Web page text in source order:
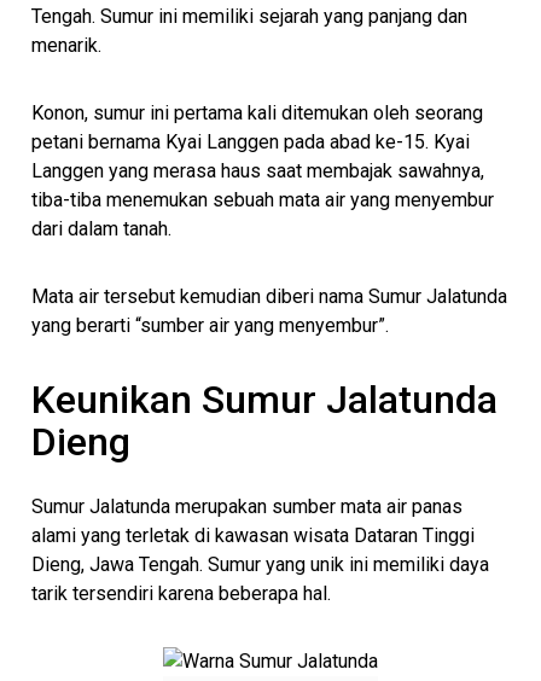
Tengah. Sumur ini memiliki sejarah yang panjang dan
menarik.
Konon, sumur ini pertama kali ditemukan oleh seorang
petani bernama Kyai Langgen pada abad ke-15. Kyai
Langgen yang merasa haus saat membajak sawahnya,
tiba-tiba menemukan sebuah mata air yang menyembur
dari dalam tanah.
Mata air tersebut kemudian diberi nama Sumur Jalatunda
yang berarti “sumber air yang menyembur”.
Keunikan Sumur Jalatunda
Dieng
Sumur Jalatunda merupakan sumber mata air panas
alami yang terletak di kawasan wisata Dataran Tinggi
Dieng, Jawa Tengah. Sumur yang unik ini memiliki daya
tarik tersendiri karena beberapa hal.